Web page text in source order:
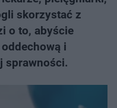
skorzystać z
o to, abyście
i
sprawności.